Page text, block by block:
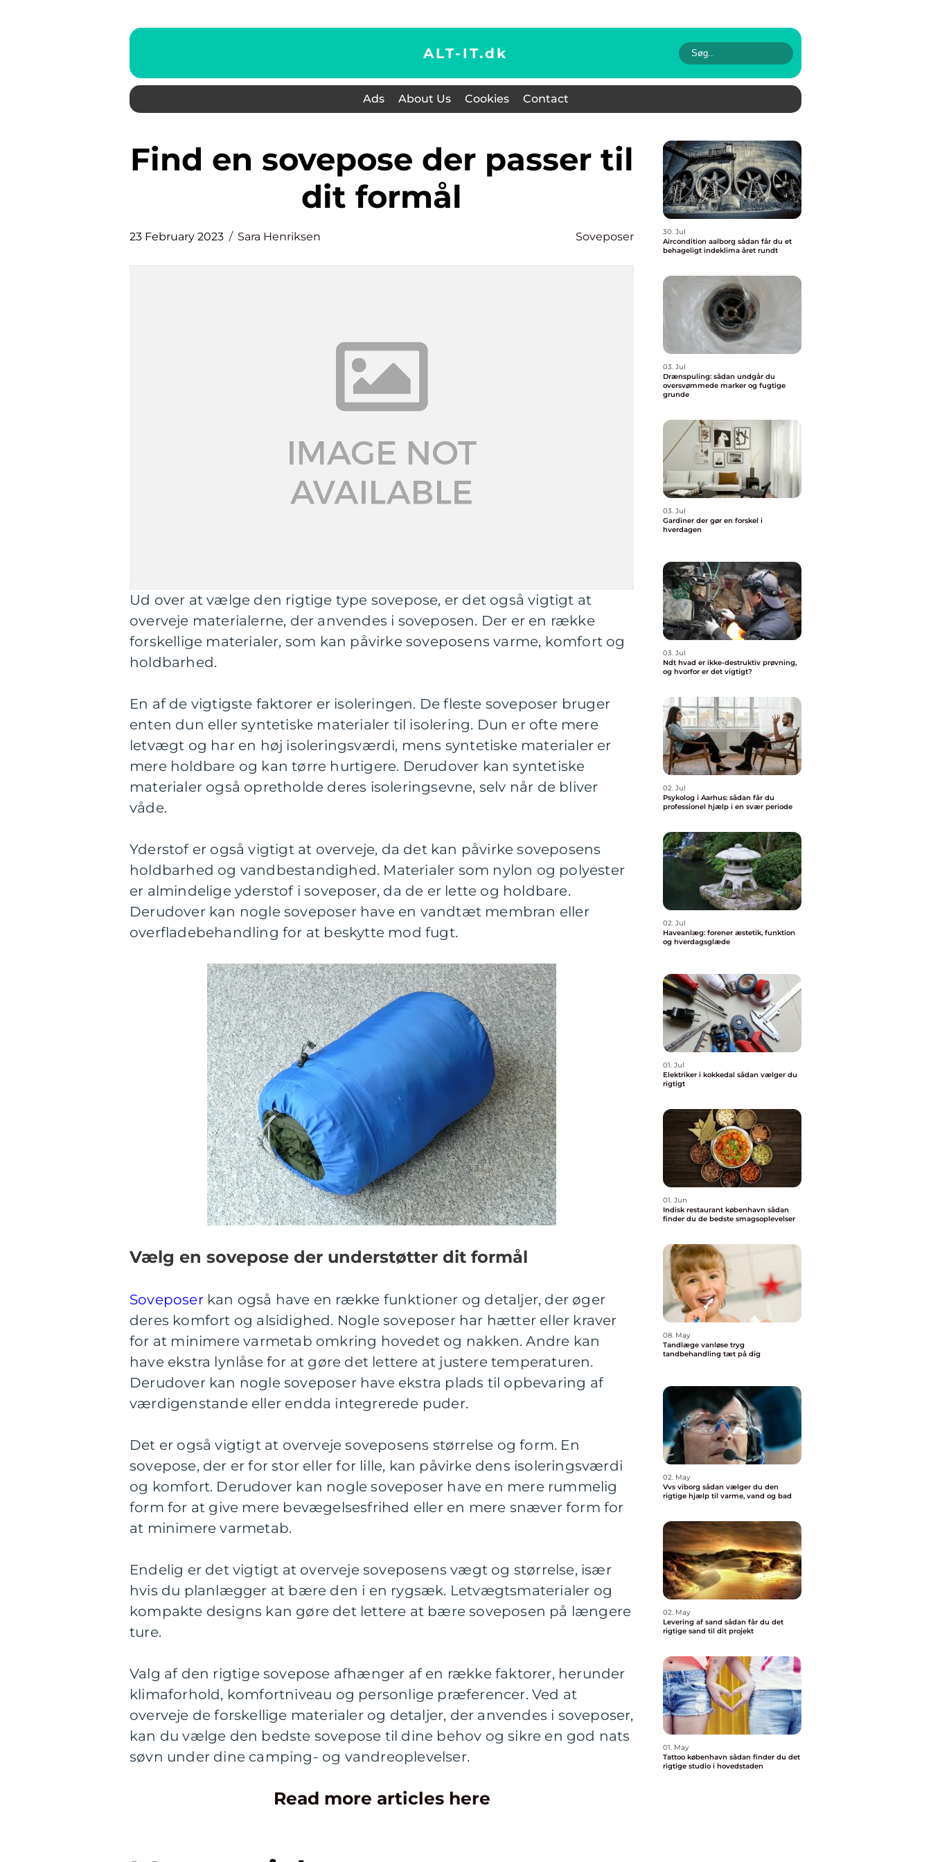
ALT-IT.dk
Ads About Us Cookies Contact
Find en sovepose der passer til
dit formål
23 February 2023 Sara Henriksen Soveposer
Ud over at vælge den rigtige type sovepose, er det også vigtigt at
overveje materialerne, der anvendes i soveposen. Der er en række
forskellige materialer, som kan påvirke soveposens varme, komfort og
holdbarhed.
En af de vigtigste faktorer er isoleringen. De fleste soveposer bruger
enten dun eller syntetiske materialer til isolering. Dun er ofte mere
letvægt og har en høj isoleringsværdi, mens syntetiske materialer er
mere holdbare og kan tørre hurtigere. Derudover kan syntetiske
materialer også opretholde deres isoleringsevne, selv når de bliver
våde.
Yderstof er også vigtigt at overveje, da det kan påvirke soveposens
holdbarhed og vandbestandighed. Materialer som nylon og polyester
er almindelige yderstof i soveposer, da de er lette og holdbare.
Derudover kan nogle soveposer have en vandtæt membran eller
overfladebehandling for at beskytte mod fugt.
Vælg en sovepose der understøtter dit formål
Soveposerkan også have en række funktioner og detaljer, der øger
deres komfort og alsidighed. Nogle soveposer har hætter eller kraver
for at minimere varmetab omkring hovedet og nakken. Andre kan
have ekstra lynlåse for at gøre det lettere at justere temperaturen.
Derudover kan nogle soveposer have ekstra plads til opbevaring af
værdigenstande eller endda integrerede puder.
Det er også vigtigt at overveje soveposens størrelse og form. En
sovepose, der er for stor eller for lille, kan påvirke dens isoleringsværdi
og komfort. Derudover kan nogle soveposer have en mere rummelig
form for at give mere bevægelsesfrihed eller en mere snæver form for
at minimere varmetab.
Endelig er det vigtigt at overveje soveposens vægt og størrelse, især
hvis du planlægger at bære den i en rygsæk. Letvægtsmaterialer og
kompakte designs kan gøre det lettere at bære soveposen på længere
ture.
Valg af den rigtige sovepose afhænger af en række faktorer, herunder
klimaforhold, komfortniveau og personlige præferencer. Ved at
overveje de forskellige materialer og detaljer, der anvendes i soveposer,
kan du vælge den bedste sovepose til dine behov og sikre en god nats
søvn under dine camping- og vandreoplevelser.
Read more articles here
30. Jul
Aircondition aalborg sådan får du et
behageligt indeklima året rundt
03. Jul
Drænspuling: sådan undgår du
oversvømmede marker og fugtige
grunde
03. Jul
Gardiner der gør en forskel i
hverdagen
03. Jul
Ndt hvad er ikke-destruktiv prøvning,
og hvorfor er det vigtigt?
02. Jul
Psykolog i Aarhus: sådan får du
professionel hjælp i en svær periode
02. Jul
Haveanlæg: forener æstetik, funktion
og hverdagsglæde
01. Jul
Elektriker i kokkedal sådan vælger du
rigtigt
01. Jun
Indisk restaurant københavn sådan
finder du de bedste smagsoplevelser
08. May
Tandlæge vanløse tryg
tandbehandling tæt på dig
02. May
Vvs viborg sådan vælger du den
rigtige hjælp til varme, vand og bad
02. May
Levering af sand sådan får du det
rigtige sand til dit projekt
01. May
Tattoo københavn sådan finder du det
rigtige studio i hovedstaden